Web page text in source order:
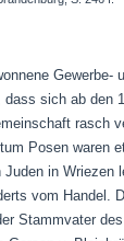
Gewerbe-
dass sich ab den
rasch
Posen waren
Juden in Wriezen
vom Handel.
Stammvater